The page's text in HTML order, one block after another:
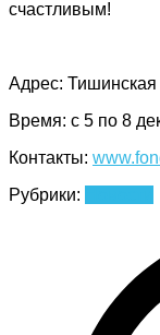
счастливым!
Адрес:
Время: с 5 по 8
Контакты:
Рубрики: